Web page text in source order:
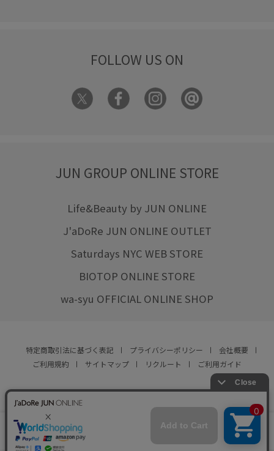
FOLLOW US ON
JUN GROUP ONLINE STORE
Life&Beauty by JUN ONLINE
J'aDoRe JUN ONLINE OUTLET
Saturdays NYC WEB STORE
BIOTOP ONLINE STORE
wa-syu OFFICIAL ONLINE SHOP
特定商取引法に基づく表記 プライバシーポリシー
会社概要
ご利用規約
サイトマップ リクルート ご利用ガイド
© JUN CO.,LTD. ALL RIGHTS RESERVED.
店舗在庫
をみる
カートに入れる